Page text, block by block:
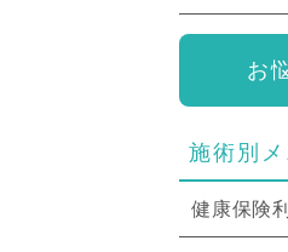
お
施術別
健康保険